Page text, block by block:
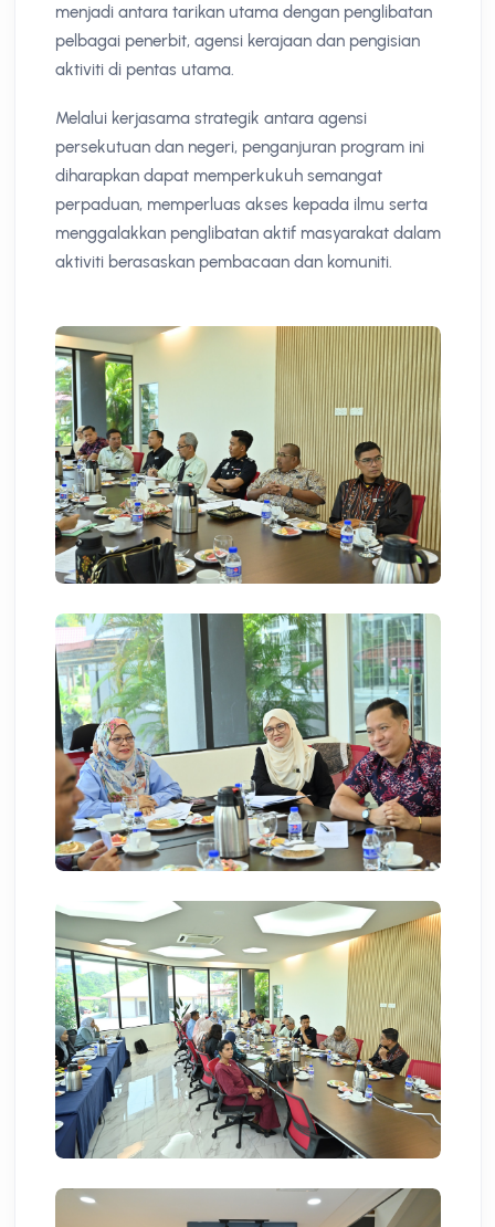
menjadi antara tarikan utama dengan penglibatan
pelbagai penerbit, agensi kerajaan dan pengisian
aktiviti di pentas utama.
Melalui kerjasama strategik antara agensi
persekutuan dan negeri, penganjuran program ini
diharapkan dapat memperkukuh semangat
perpaduan, memperluas akses kepada ilmu serta
menggalakkan penglibatan aktif masyarakat dalam
aktiviti berasaskan pembacaan dan komuniti.